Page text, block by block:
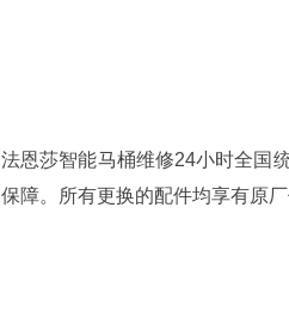
法恩莎智能马桶维修24小时全国
保障。所有更换的配件均享有原